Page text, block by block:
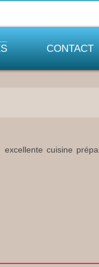
CONTACT
cuisine